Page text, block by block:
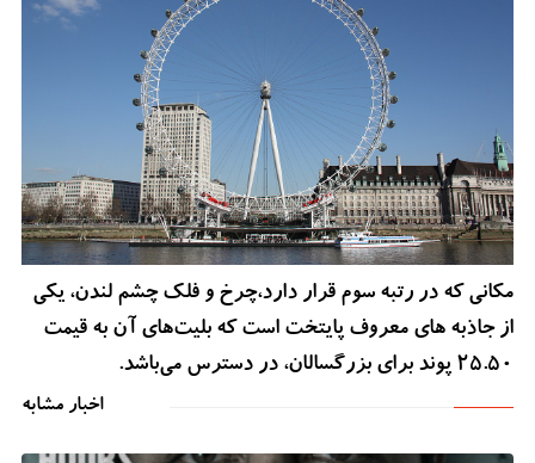
مکانی که در رتبه سوم قرار دارد،چرخ و فلک چشم لندن، یکی
از جاذبه های معروف پایتخت است که بلیت‌های آن به قیمت
25.50 پوند برای بزرگسالان، در دسترس می‌باشد.
اخبار مشابه